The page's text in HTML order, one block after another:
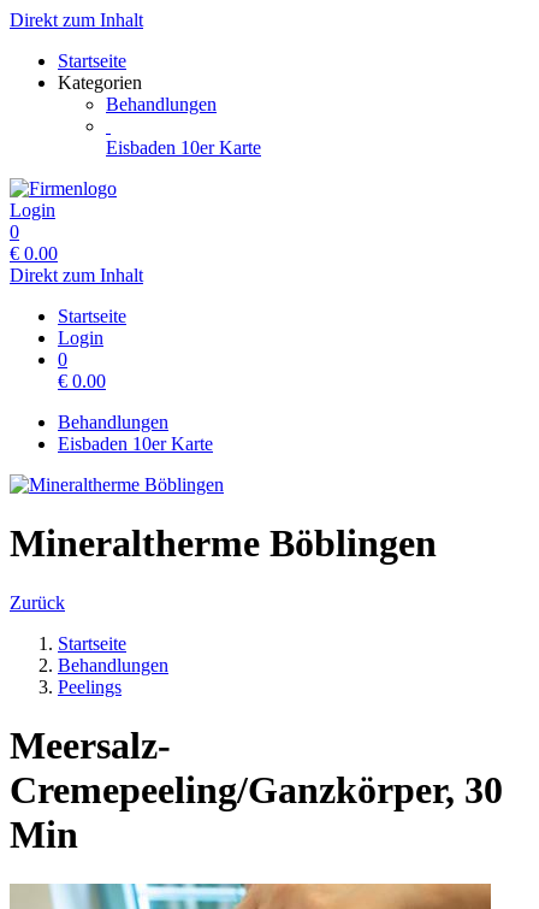
Direkt zum Inhalt
Startseite
Kategorien
Behandlungen
Eisbaden 10er Karte
Login
0
€ 0.00
Direkt zum Inhalt
Startseite
Login
0
€ 0.00
Behandlungen
Eisbaden 10er Karte
Mineraltherme Böblingen
Zurück
Startseite
Behandlungen
Peelings
Meersalz-
Cremepeeling/Ganzkörper, 30
Min